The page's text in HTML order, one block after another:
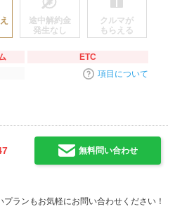
途中解約金
発生なし
クルマが
もらえる
ETC
項目について
無料問い合わせ
ランもお気軽にお問い合わせください！